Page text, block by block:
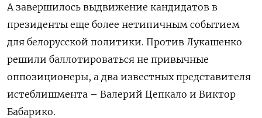
А завершилось выдвижение кандидатов в
президенты еще более нетипичным событием
для белорусской политики. Против Лукашенко
решили баллотироваться не привычные
оппозиционеры, а два известных представителя
истеблишмента – Валерий Цепкало и Виктор
Бабарико.